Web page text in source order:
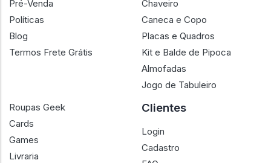
Pré-Venda
Políticas
Blog
Termos Frete Grátis
Chaveiro
Caneca e Copo
Placas e Quadros
Kit e Balde de Pipoca
Almofadas
Jogo de Tabuleiro
Roupas Geek
Cards
Games
Clientes
Login
Cadastro